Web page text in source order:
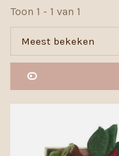
Toon 1 - 1 van 1
Meest bekeken